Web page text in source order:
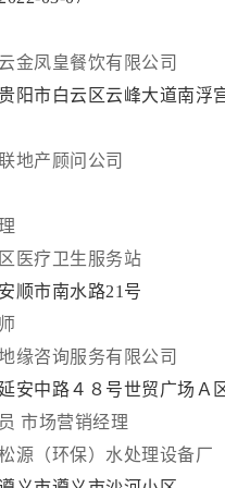
金凤皇餐饮有限公司
阳市白云区云峰大道南浮
地产顾问公司
医疗卫生服务站
顺市南水路21号
缘咨询服务有限公司
安中路４８号世贸广场Ａ
市场营销经理
源（环保）水处理设备厂